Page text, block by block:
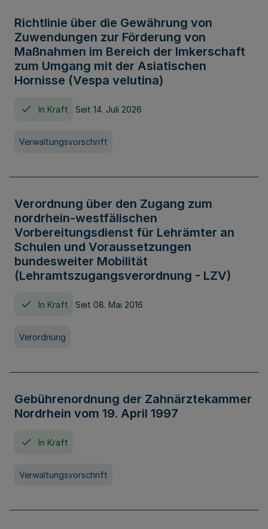
Richtlinie über die Gewährung von
Zuwendungen zur Förderung von
Maßnahmen im Bereich der Imkerschaft
zum Umgang mit der Asiatischen
Hornisse (Vespa velutina)
In Kraft Seit 14. Juli 2026
Verwaltungsvorschrift
Verordnung über den Zugang zum
nordrhein-westfälischen
Vorbereitungsdienst für Lehrämter an
Schulen und Voraussetzungen
bundesweiter Mobilität
(Lehramtszugangsverordnung - LZV)
In Kraft Seit 08. Mai 2016
Verordnung
Gebührenordnung der Zahnärztekammer
Nordrhein vom 19. April 1997
In Kraft
Verwaltungsvorschrift